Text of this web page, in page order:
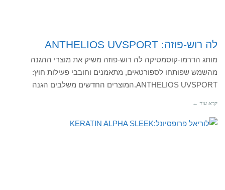
לה רוש-פוזה: ANTHELIOS UVSPORT
מותג הדרמו-קוסמטיקה לה רוש-פוזה משיק את מוצרי ההגנה
מהשמש שפותחו לספורטאים, מתאמנים וחובבי פעילות חוץ:
ANTHELIOS UVSPORT.המוצרים החדשים משלבים הגנה
קרא עוד ←